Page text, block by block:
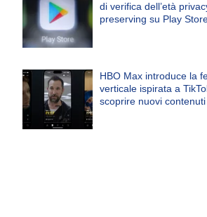
di verifica dell’età
preserving su Play
HBO Max introduce la
verticale ispirata a
scoprire nuovi contenuti